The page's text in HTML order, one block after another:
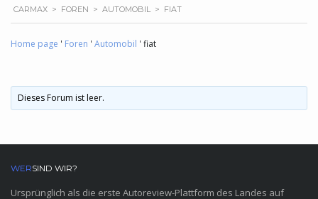
CARMAX > FOREN > AUTOMOBIL > FIAT
Home page ' Foren ' Automobil ' fiat
Dieses Forum ist leer.
WERSIND WIR?
Ursprünglich als die erste Autoreview-Plattform des Landes auf